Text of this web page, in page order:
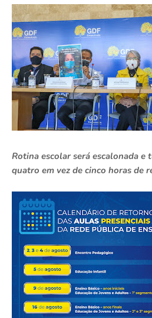
Rotina escolar será escalonada e
quatro em vez de cinco horas de